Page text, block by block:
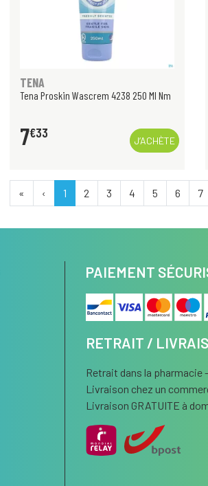
TENA
Tena Proskin Wascrem 4238 250 Ml Nm
7€33
J’ACHÈTE
« ‹ 1 2 3 4 5 6 7
PAIEMENT
RETRAIT /
Retrait dans la pharmacie
Livraison chez un
Livraison GRATUITE à